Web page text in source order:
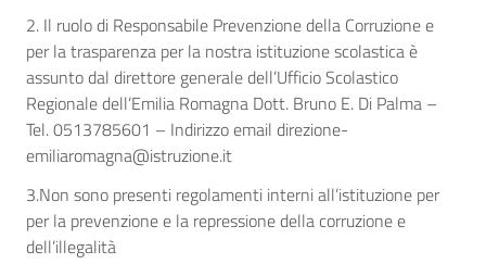
2. Il ruolo di Responsabile Prevenzione della Corruzione e
per la trasparenza per la nostra istituzione scolastica è
assunto dal direttore generale dell’Ufficio Scolastico
Regionale dell’Emilia Romagna Dott. Bruno E. Di Palma –
Tel. 0513785601 – Indirizzo email direzione-
emiliaromagna@istruzione.it
3.Non sono presenti regolamenti interni all’istituzione per
per la prevenzione e la repressione della corruzione e
dell’illegalità